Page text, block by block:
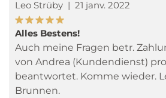
Leo Strüby | 21 janv. 2022
Alles Bestens!
Auch meine Fragen betr.
von Andrea (Kundendienst)
beantwortet. Komme wieder.
Brunnen.